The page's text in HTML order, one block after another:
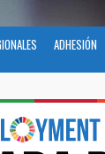
ADHESIÓN